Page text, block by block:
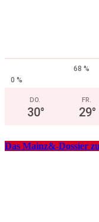
68 %
0 %
DO.
30°
FR.
29°
Das Mainz&-Dossier